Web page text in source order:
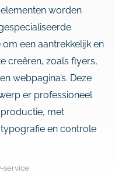
worden
een aantrekkelijk en
creëren, zoals flyers,
webpagina’s. Deze
er professioneel
met
en controle
service